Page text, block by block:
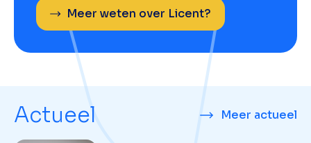
Meer weten over Licent?
Actueel Meer actueel